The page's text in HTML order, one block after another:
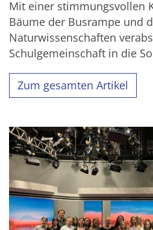
Mit einer stimmungsvollen
Bäume der Busrampe und
Naturwissenschaften
Schulgemeinschaft in die
Zum gesamten Artikel